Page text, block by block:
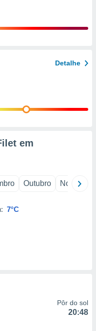
Detalhe
em
Outubro Novembro
7°C
Pôr do sol
20:48